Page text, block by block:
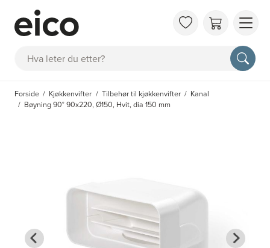
Søk
OM
FAQ
Forside Kjøkkenvifter Tilbehør til kjøkkenvifter
Kanal
Bøyning 90° 90x220, Ø150, Hvit, dia 150 mm